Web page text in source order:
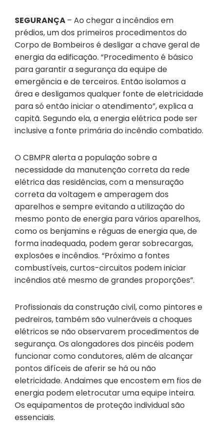
SEGURANÇA– Ao chegar a incêndios em
prédios, um dos primeiros procedimentos do
Corpo de Bombeiros é desligar a chave geral de
energia da edificação. “Procedimento é básico
para garantir a segurança da equipe de
emergência e de terceiros. Então isolamos a
área e desligamos qualquer fonte de eletricidade
para só então iniciar o atendimento”, explica a
capitã. Segundo ela, a energia elétrica pode ser
inclusive a fonte primária do incêndio combatido.
O CBMPR alerta a população sobre a
necessidade da manutenção correta da rede
elétrica das residências, com a mensuração
correta da voltagem e amperagem dos
aparelhos e sempre evitando a utilização do
mesmo ponto de energia para vários aparelhos,
como os benjamins e réguas de energia que, de
forma inadequada, podem gerar sobrecargas,
explosões e incêndios. “Próximo a fontes
combustíveis, curtos-circuitos podem iniciar
incêndios até mesmo de grandes proporções”.
Profissionais da construção civil, como pintores e
pedreiros, também são vulneráveis a choques
elétricos se não observarem procedimentos de
segurança. Os alongadores dos pincéis podem
funcionar como condutores, além de alcançar
pontos difíceis de aferir se há ou não
eletricidade. Andaimes que encostem em fios de
energia podem eletrocutar uma equipe inteira.
Os equipamentos de proteção individual são
essenciais.